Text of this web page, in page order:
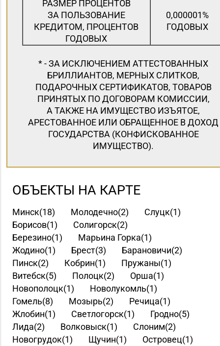
РАЗМЕР ПРОЦЕНТОВ
ЗА ПОЛЬЗОВАНИЕ
КРЕДИТОМ, ПРОЦЕНТОВ
ГОДОВЫХ
0,000001%
ГОДОВЫХ
* - ЗА ИСКЛЮЧЕНИЕМ АТТЕСТОВАННЫХ
БРИЛЛИАНТОВ, МЕРНЫХ СЛИТКОВ,
ПОДАРОЧНЫХ СЕРТИФИКАТОВ, ТОВАРОВ
ПРИНЯТЫХ ПО ДОГОВОРАМ КОМИССИИ,
А ТАКЖЕ НА ИМУЩЕСТВО ИЗЪЯТОЕ,
АРЕСТОВАННОЕ ИЛИ ОБРАЩЕННОЕ В ДОХОД
ГОСУДАРСТВА (КОНФИСКОВАННОЕ
ИМУЩЕСТВО).
ОБЪЕКТЫ НА КАРТЕ
Минск(18) Молодечно(2)
Слуцк(1)
Борисов(1)
Солигорск(2)
Березино(1)
Марьина Горка(1)
Жодино(1)
Брест(3)
Барановичи(2)
Пинск(2)
Кобрин(1)
Пружаны(1)
Витебск(5)
Полоцк(2)
Орша(1)
Новополоцк(1)
Новолукомль(1)
Гомель(8)
Мозырь(2)
Речица(1)
Жлобин(1)
Светлогорск(1)
Гродно(5)
Лида(2)
Волковыск(1)
Слоним(2)
Новогрудок(1)
Щучин(1)
Островец(1)